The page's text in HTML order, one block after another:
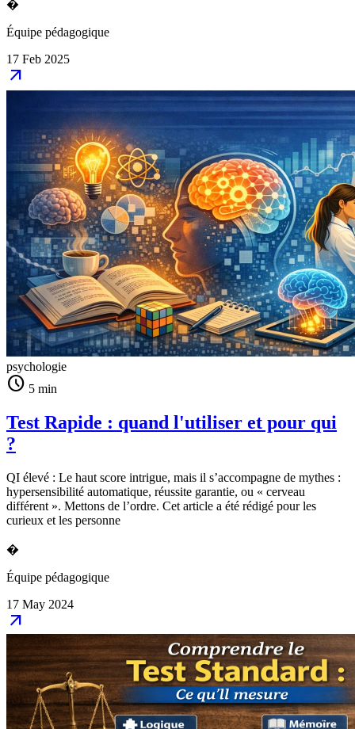
�
Équipe pédagogique
17 Feb 2025
arrow_outward
psychologie
schedule 5 min
Test Rapide : quand l'utiliser et pour qui
?
QI élevé : Le haut score intrigue, mais il s’accompagne de mythes :
hypersensibilité automatique, réussite garantie, ou « cerveau
différent ». Mettons de l’ordre. Cet article a été rédigé pour les
curieux et les personne
�
Équipe pédagogique
17 May 2024
arrow_outward